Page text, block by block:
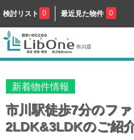
検討リスト 0 最近見た物件 0
新着物件情報
市川駅徒歩7分のフ
2LDK&3LDKのご紹